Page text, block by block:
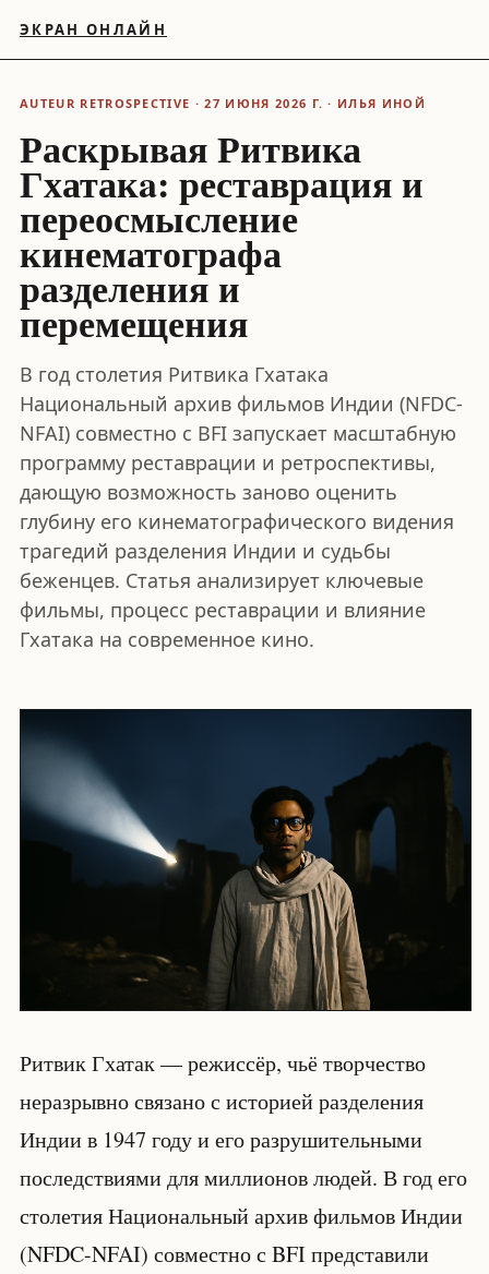
ЭКРАН ОНЛАЙН
AUTEUR RETROSPECTIVE · 27 ИЮНЯ 2026 Г. · ИЛЬЯ ИНОЙ
Раскрывая Ритвика
Гхатакa: реставрация и
переосмысление
кинематографа
разделения и
перемещения
В год столетия Ритвика Гхатакa
Национальный архив фильмов Индии (NFDC-
NFAI) совместно с BFI запускает масштабную
программу реставрации и ретроспективы,
дающую возможность заново оценить
глубину его кинематографического видения
трагедий разделения Индии и судьбы
беженцев. Статья анализирует ключевые
фильмы, процесс реставрации и влияние
Гхатакa на современное кино.
Ритвик Гхатак — режиссёр, чьё творчество
неразрывно связано с историей разделения
Индии в 1947 году и его разрушительными
последствиями для миллионов людей. В год его
столетия Национальный архив фильмов Индии
(NFDC-NFAI) совместно с BFI представили